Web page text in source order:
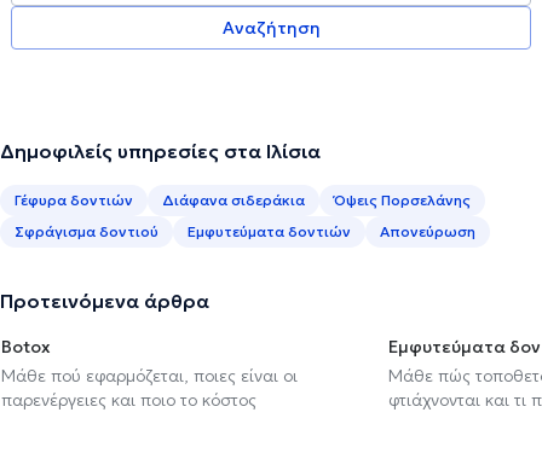
Αναζήτηση
Δημοφιλείς υπηρεσίες στα Ιλίσια
Γέφυρα δοντιών Διάφανα σιδεράκια
Όψεις Πορσελάνης
Σφράγισμα δοντιού
Εμφυτεύματα δοντιών Απονεύρωση
Προτεινόμενα άρθρα
Botox
Μάθε πού εφαρμόζεται, ποιες είναι οι
παρενέργειες και ποιο το κόστος
Εμφυτεύματα
Μάθε πώς
φτιάχνονται και τι